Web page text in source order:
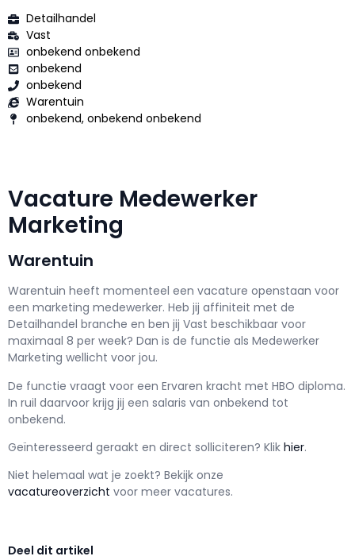
Detailhandel
Vast
onbekend onbekend
onbekend
onbekend
Warentuin
onbekend, onbekend onbekend
Vacature Medewerker
Marketing
Warentuin
Warentuin heeft momenteel een vacature openstaan voor
een marketing medewerker. Heb jij affiniteit met de
Detailhandel branche en ben jij Vast beschikbaar voor
maximaal 8 per week? Dan is de functie als Medewerker
Marketing wellicht voor jou.
De functie vraagt voor een Ervaren kracht met HBO diploma.
In ruil daarvoor krijg jij een salaris van onbekend tot
onbekend.
Geïnteresseerd geraakt en direct solliciteren? Klik hier.
Niet helemaal wat je zoekt? Bekijk onze
vacatureoverzicht voor meer vacatures.
Deel dit artikel